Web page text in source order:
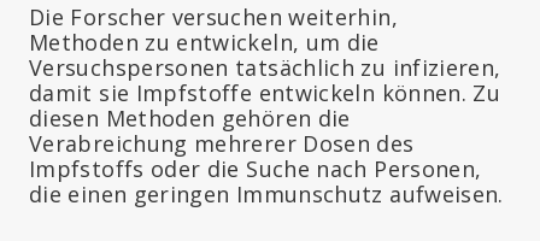
Die Forscher versuchen weiterhin,
Methoden zu entwickeln, um die
Versuchspersonen tatsächlich zu infizieren,
damit sie Impfstoffe entwickeln können. Zu
diesen Methoden gehören die
Verabreichung mehrerer Dosen des
Impfstoffs oder die Suche nach Personen,
die einen geringen Immunschutz aufweisen.